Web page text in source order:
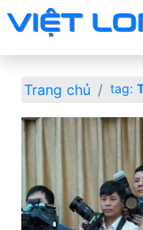
Trang chủ tag: